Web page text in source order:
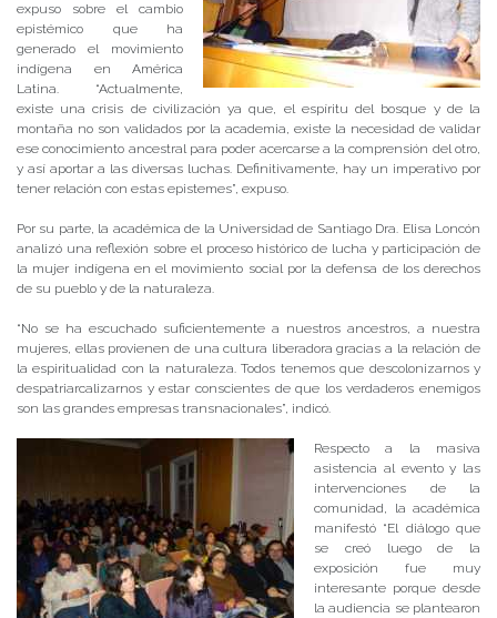
expuso sobre el cambio
epistémico que ha
generado el movimiento
indígena en América
Latina. “Actualmente,
existe una crisis de civilización ya que, el espíritu del bosque y de la
montaña no son validados por la academia, existe la necesidad de validar
ese conocimiento ancestral para poder acercarse a la comprensión del otro,
y así aportar a las diversas luchas. Definitivamente, hay un imperativo por
tener relación con estas epistemes”, expuso.
Por su parte, la académica de la Universidad de Santiago Dra. Elisa Loncón
analizó una reflexión sobre el proceso histórico de lucha y participación de
la mujer indígena en el movimiento social por la defensa de los derechos
de su pueblo y de la naturaleza.
“No se ha escuchado suficientemente a nuestros ancestros, a nuestra
mujeres, ellas provienen de una cultura liberadora gracias a la relación de
la espiritualidad con la naturaleza. Todos tenemos que descolonizarnos y
despatriarcalizarnos y estar conscientes de que los verdaderos enemigos
son las grandes empresas transnacionales”, indicó.
Respecto a la masiva
asistencia al evento y las
intervenciones de la
comunidad, la académica
manifestó “El diálogo que
se creó luego de la
exposición fue muy
interesante porque desde
la audiencia se plantearon